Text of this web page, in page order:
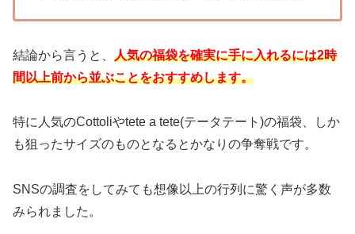
結論から言うと、 人気の福袋を確実に手に入れるには2時
間以上前から並ぶことをおすすめします。
特に人気のCottoliやtete a tete(テータテート)の福袋、しか
も狙ったサイズのものとなるとかなりの争奪戦です。
SNSの調査をしてみても想像以上の行列に驚く声が多数
みられました。